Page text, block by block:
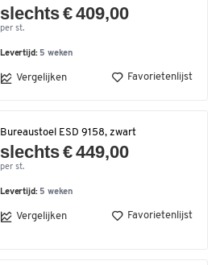
slechts € 409,00
per st.
Levertijd: 5 weken
Vergelijken Favorietenlijst
Bureaustoel ESD 9158, zwart
slechts € 449,00
per st.
Levertijd: 5 weken
Vergelijken Favorietenlijst